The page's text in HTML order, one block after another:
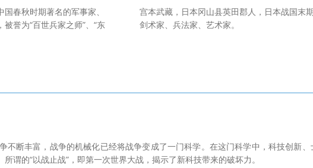
春秋时期著名的军事家、
誉为“百世兵家之师”、“东
宫本武藏，日本冈山县英田郡人，日本战国末
剑术家、兵法家、艺术家。
不断丰富，战争的机械化已经将战争变成了一门科学。在这门科学中，科技创新
谓的“以战止战”，即第一次世界大战，揭示了新科技带来的破坏力。